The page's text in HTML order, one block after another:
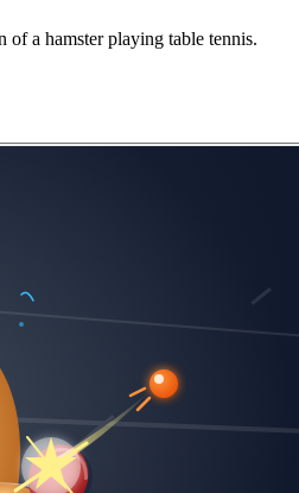
of a hamster playing table tennis.